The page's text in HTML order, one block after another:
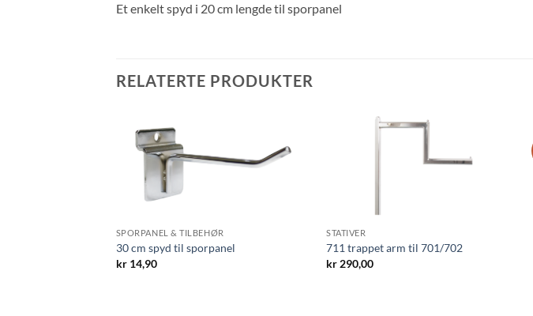
Et enkelt spyd i 20 cm lengde til sporpanel
RELATERTE PRODUKTER
SPORPANEL & TILBEHØR
30 cm spyd til sporpanel
kr14,90
STATIVER
711 trappet arm til 701/702
kr 290,00